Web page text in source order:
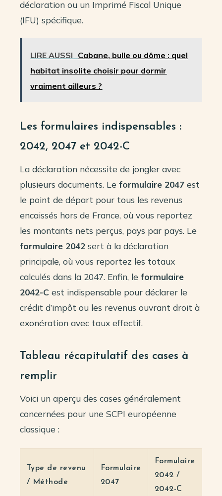
déclaration ou un Imprimé Fiscal Unique
(IFU) spécifique.
LIRE AUSSI Cabane, bulle ou dôme : quel
habitat insolite choisir pour dormir
vraiment ailleurs ?
Les formulaires indispensables :
2042, 2047 et 2042-C
La déclaration nécessite de jongler avec
plusieurs documents. Le formulaire 2047 est
le point de départ pour tous les revenus
encaissés hors de France, où vous reportez
les montants nets perçus, pays par pays. Le
formulaire 2042 sert à la déclaration
principale, où vous reportez les totaux
calculés dans la 2047. Enfin, le formulaire
2042-C est indispensable pour déclarer le
crédit d’impôt ou les revenus ouvrant droit à
exonération avec taux effectif.
Tableau récapitulatif des cases à
remplir
Voici un aperçu des cases généralement
concernées pour une SCPI européenne
classique :
Type de revenu
/ Méthode
Formulaire
2047
Formulaire
2042 /
2042-C